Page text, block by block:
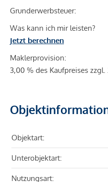
Grunderwerbsteuer:
Was kann ich mir leisten?
Jetzt berechnen
Maklerprovision:
3,00 % des Kaufpreises zzgl.
Objektart:
Unterobjektart:
Nutzungsart: